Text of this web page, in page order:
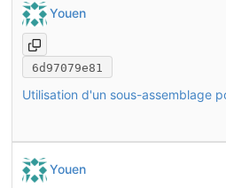
Youen
6d97079e81
Youen